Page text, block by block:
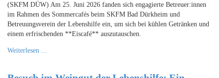
(SKFM DÜW) Am 25. Juni 2026 fanden sich engagierte Betreuer:innen
im Rahmen des Sommercafés beim SKFM Bad Dürkheim und
Betreuungsverein der Lebenshilfe ein, um sich bei kühlen Getränken und
einem erfrischenden **Eiscafé** auszutauschen.
Weiterlesen ...